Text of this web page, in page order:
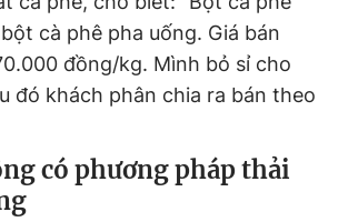
cà phê pha uống. Giá bán
đồng/kg. Mình bỏ sỉ cho
đó khách phân chia ra bán theo
có phương pháp thải